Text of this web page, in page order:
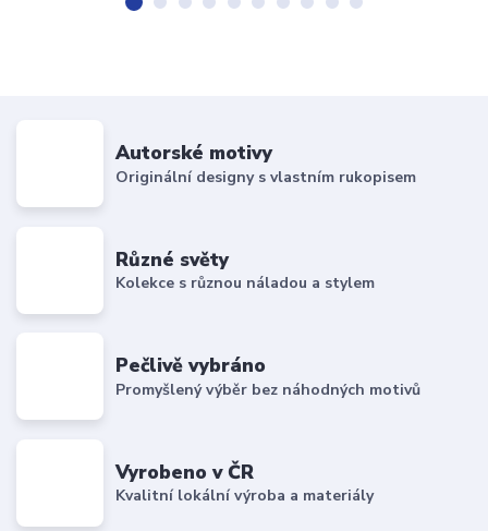
Autorské motivy
Originální designy s vlastním rukopisem
Různé světy
Kolekce s různou náladou a stylem
Pečlivě vybráno
Promyšlený výběr bez náhodných motivů
Vyrobeno v ČR
Kvalitní lokální výroba a materiály